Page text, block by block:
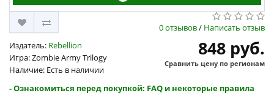
0 отзывов/ Написать отзыв
Издатель: Rebellion
Игра: Zombie Army Trilogy
Наличие: Есть в наличии
848 руб.
Сравнить цену по регионам
- Ознакомиться перед покупкой: FAQ и некоторые правила